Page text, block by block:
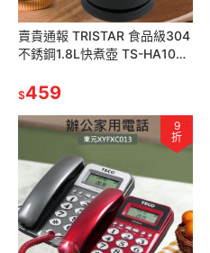
賣貴通報 TRISTAR 食品級304
不銹鋼1.8L快煮壺 TS-HA105 |
$459
9
折